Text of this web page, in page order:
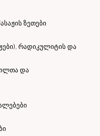
ზეთები
რადიკულიტის და
და